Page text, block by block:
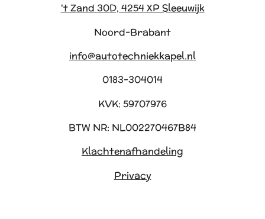
't Zand 30D, 4254 XP Sleeuwijk
Noord-Brabant
info@autotechniekkapel.nl
0183-304014
KVK: 59707976
BTW NR: NL002270467B84
Klachtenafhandeling
Privacy